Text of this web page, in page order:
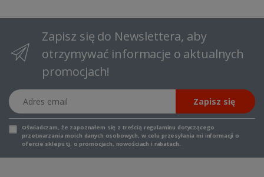
Zapisz się do Newslettera, aby
otrzymywać informacje o aktualnych
promocjach!
Adres email
Zapisz się
Oświadczam, że zapoznałem się z treścią regulaminu dotyczącego
przetwarzania moich danych osobowych, w celu przesyłania mi informacji o
ofercie sklepu tj. o promocjach, nowościach i rabatach.